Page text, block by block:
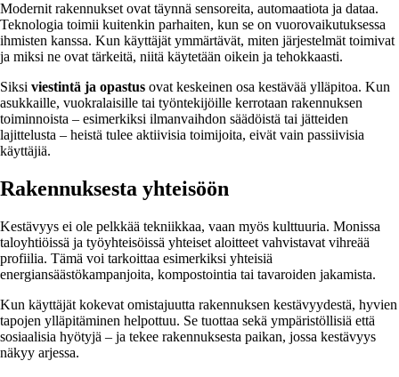
Modernit rakennukset ovat täynnä sensoreita, automaatiota ja dataa.
Teknologia toimii kuitenkin parhaiten, kun se on vuorovaikutuksessa
ihmisten kanssa. Kun käyttäjät ymmärtävät, miten järjestelmät toimivat
ja miksi ne ovat tärkeitä, niitä käytetään oikein ja tehokkaasti.
Siksi viestintä ja opastus ovat keskeinen osa kestävää ylläpitoa. Kun
asukkaille, vuokralaisille tai työntekijöille kerrotaan rakennuksen
toiminnoista – esimerkiksi ilmanvaihdon säädöistä tai jätteiden
lajittelusta – heistä tulee aktiivisia toimijoita, eivät vain passiivisia
käyttäjiä.
Rakennuksesta yhteisöön
Kestävyys ei ole pelkkää tekniikkaa, vaan myös kulttuuria. Monissa
taloyhtiöissä ja työyhteisöissä yhteiset aloitteet vahvistavat vihreää
profiilia. Tämä voi tarkoittaa esimerkiksi yhteisiä
energiansäästökampanjoita, kompostointia tai tavaroiden jakamista.
Kun käyttäjät kokevat omistajuutta rakennuksen kestävyydestä, hyvien
tapojen ylläpitäminen helpottuu. Se tuottaa sekä ympäristöllisiä että
sosiaalisia hyötyjä – ja tekee rakennuksesta paikan, jossa kestävyys
näkyy arjessa.